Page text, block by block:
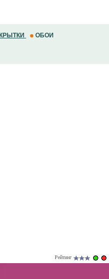
ОБОИ
Рейтинг